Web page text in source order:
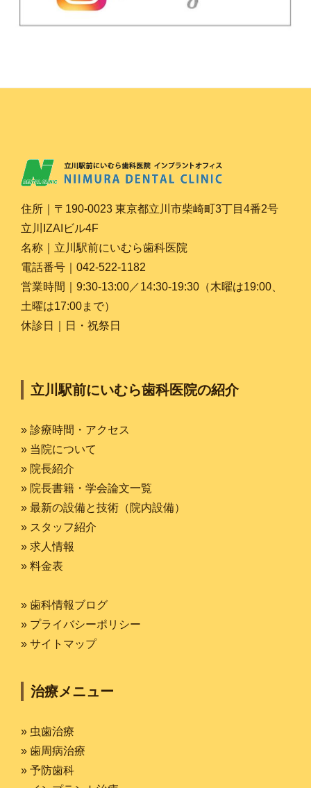
住所｜〒190-0023 東京都立川市柴崎町3丁目4番2号
立川IZAIビル4F
名称｜立川駅前にいむら歯科医院
電話番号｜042-522-1182
営業時間｜9:30-13:00／14:30-19:30（木曜は19:00、
土曜は17:00まで）
休診日｜日・祝祭日
立川駅前にいむら歯科医院の紹介
» 診療時間・アクセス
» 当院について
» 院長紹介
» 院長書籍・学会論文一覧
» 最新の設備と技術（院内設備）
» スタッフ紹介
» 求人情報
» 料金表
» 歯科情報ブログ
» プライバシーポリシー
» サイトマップ
治療メニュー
» 虫歯治療
» 歯周病治療
» 予防歯科